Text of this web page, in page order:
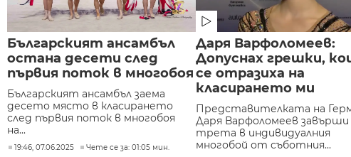
Българският ансамбъл
остана десети след
първия поток в многобоя
Българският ансамбъл заема
десето място в класирането
след първия поток в многобоя
на...
19:46, 07.06.2025 Чете се за: 01:05 мин.
Даря Варфоломеев:
Допуснах грешки,
се отразиха на
класирането ми
Представителката на
Даря Варфоломеев завърши
трета в индивидуалния
многобой от съботния...